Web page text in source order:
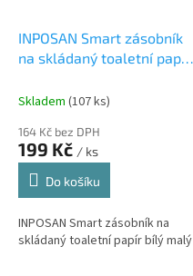
INPOSAN Smart zásobník
na skládaný toaletní papír
Skladem (107 ks)
164 Kč bez DPH
199 Kč / ks
Do košíku
INPOSAN Smart zásobník na
skládaný toaletní papír bílý malý